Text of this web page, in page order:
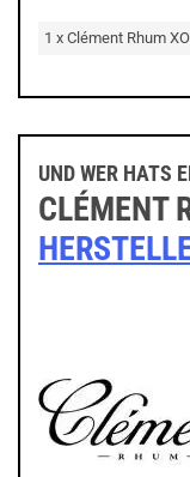
1 x Clément Rhum
UND WER HATS
CLÉMENT